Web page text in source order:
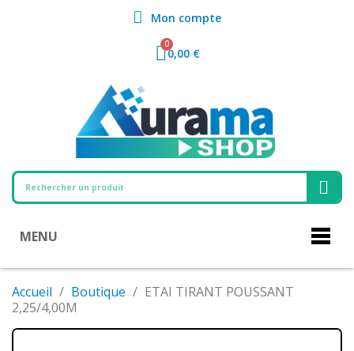
Mon compte
0,00 €
MENU
Accueil Boutique
ETAI TIRANT POUSSANT
2,25/4,00M